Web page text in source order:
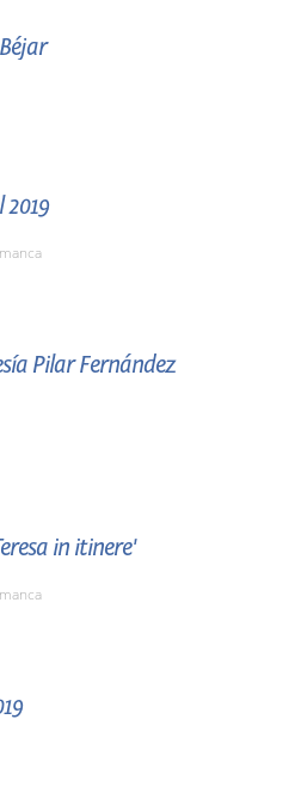
Pilar Fernández
in itinere'